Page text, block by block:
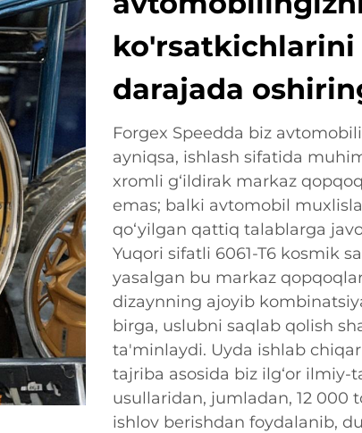
ko'rsatkichlarini
darajada
Forgex Speedda biz
ayniqsa, ishlash sifatida
xromli g‘ildirak markaz
emas; balki avtomobil
qo‘yilgan qattiq talablarga
Yuqori sifatli 6061-T6 kosmik
yasalgan bu markaz
dizaynning ajoyib
birga, uslubni saqlab qolish
ta'minlaydi. Uyda ishlab
tajriba asosida biz ilg‘or
usullaridan, jumladan, 12 000
ishlov berishdan foydalanib,